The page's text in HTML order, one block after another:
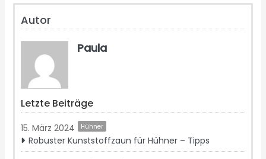
Autor
Paula
Letzte Beiträge
15. März 2024 Hühner
Robuster Kunststoffzaun für Hühner – Tipps